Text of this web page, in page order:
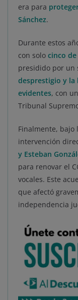
era para
Sánchez.
Durante estos
con solo cinco
presidido por un
desprestigio y la
evidentes, con
Tribunal
Finalmente, bajo
intervención
y Esteban
para renovar el
vocales. Este
que afectó
independencia